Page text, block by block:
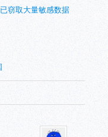
窃取大量敏感数据